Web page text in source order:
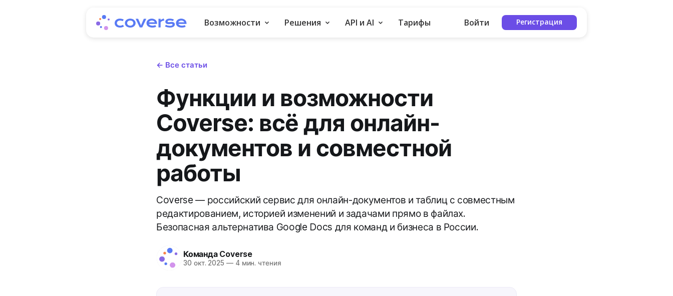
Возможности Решения API и AI Тарифы Войти Регистрация
← Все статьи
Функции и возможности
Coverse: всё для онлайн-
документов и совместной
работы
Coverse — российский сервис для онлайн-документов и таблиц с совместным
редактированием, историей изменений и задачами прямо в файлах.
Безопасная альтернатива Google Docs для команд и бизнеса в России.
Команда Coverse
30 окт. 2025 —4 мин. чтения